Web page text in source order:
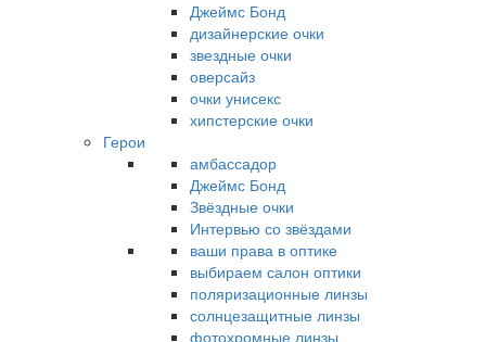
Джеймс Бонд
дизайнерские очки
звездные очки
оверсайз
очки унисекс
хипстерские очки
Герои
амбассадор
Джеймс Бонд
Звёздные очки
Интервью со звёздами
ваши права в оптике
выбираем салон оптики
поляризационные линзы
солнцезащитные линзы
фотохромные линзы